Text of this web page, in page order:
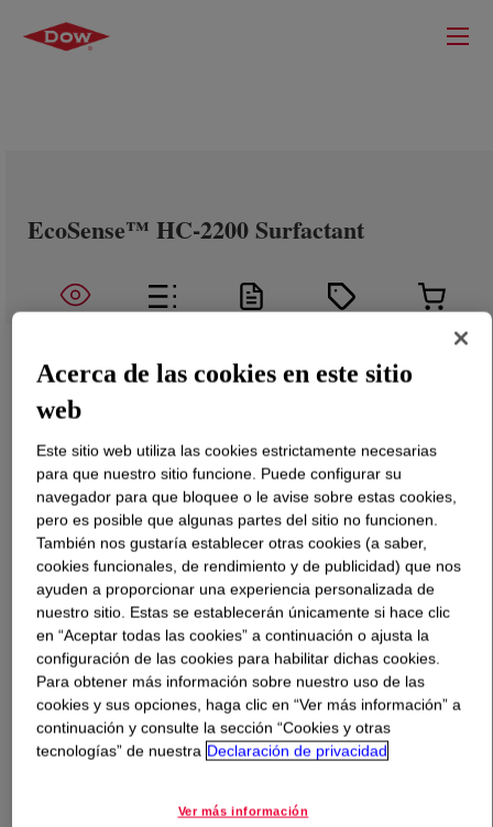
EcoSense™ HC-2200 Surfactant
Qué esEcoSense™ HC-2200 Surfactant?
A naturally derived bio-surfactant with good detergency,
wetting and emulsifying properties. EcoSense™ HC-
2200 Surfactant is a glycolipid, more specifically a
sophorolipid with a high lactone percentage, low HLB and
low foaming. Its high active content and high efficacy
support low use levels and reduction in total surfactant
used lowering the carbon footprint of formulations by
helping to enable compaction. EcoSense™ HC-2200
Acerca de las cookies en este sitio
web
Este sitio web utiliza las cookies estrictamente necesarias
para que nuestro sitio funcione. Puede configurar su
navegador para que bloquee o le avise sobre estas cookies,
pero es posible que algunas partes del sitio no funcionen.
También nos gustaría establecer otras cookies (a saber,
cookies funcionales, de rendimiento y de publicidad) que nos
ayuden a proporcionar una experiencia personalizada de
nuestro sitio. Estas se establecerán únicamente si hace clic
en “Aceptar todas las cookies” a continuación o ajusta la
configuración de las cookies para habilitar dichas cookies.
Para obtener más información sobre nuestro uso de las
cookies y sus opciones, haga clic en “Ver más información” a
continuación y consulte la sección “Cookies y otras
tecnologías” de nuestra Declaración de privacidad
Ver más información